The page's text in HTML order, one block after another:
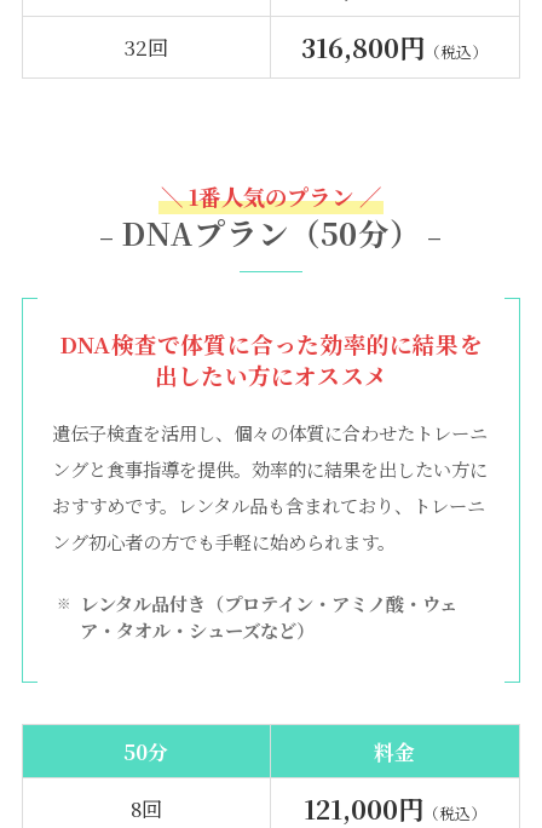
32回 316,800円 （税込）
＼ 1番人気のプラン ／
– DNAプラン（50分） –
DNA検査で体質に合った効率的に結果を
出したい方にオススメ
遺伝子検査を活用し、個々の体質に合わせたトレーニ
ングと食事指導を提供。効率的に結果を出したい方に
おすすめです。レンタル品も含まれており、トレーニ
ング初心者の方でも手軽に始められます。
レンタル品付き（プロテイン・アミノ酸・ウェ
ア・タオル・シューズなど）
50分
料金
8回
121,000円 （税込）